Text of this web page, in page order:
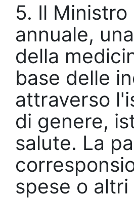
5. Il
annuale,
della
base delle
attraverso
di genere,
salute. La
spese o